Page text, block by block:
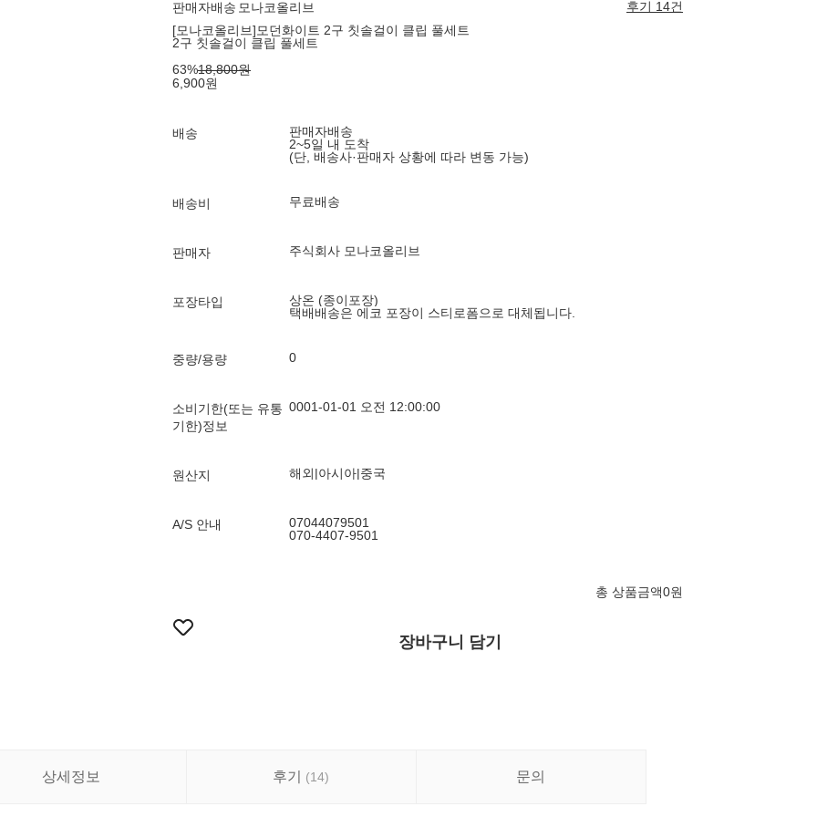
판매자배송 모나코올리브
후기 14건
[모나코올리브]모던화이트 2구 칫솔걸이 클립 풀세트
2구 칫솔걸이 클립 풀세트
63%18,800원
6,900원
배송
판매자배송
2~5일 내 도착
(단, 배송사·판매자 상황에 따라 변동 가능)
배송비 무료배송
판매자 주식회사 모나코올리브
포장타입
상온 (종이포장)
택배배송은 에코 포장이 스티로폼으로 대체됩니다.
중량/용량 0
소비기한(또는 유통
기한)정보
0001-01-01 오전 12:00:00
원산지 해외|아시아|중국
A/S 안내
07044079501
070-4407-9501
총 상품금액0원
장바구니 담기
상세정보 후기 (14) 문의